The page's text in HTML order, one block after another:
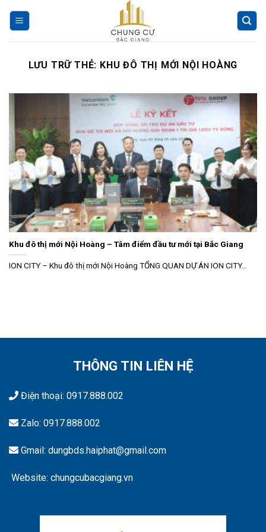
LƯU TRỮ THẺ: KHU ĐÔ THỊ MỚI NỘI HOÀNG
Khu đô thị mới Nội Hoàng – Tâm điểm đầu tư mới tại Bắc Giang
ION CITY – Khu đô thị mới Nội Hoàng TỔNG QUAN DỰ ÁN ION CITY...
THÔNG TIN LIÊN HỆ
Điện thoại: 0917.888.002
Zalo: 0917.888.002
Gmail: dungbds.haiphat@gmail.com
Website: chungcubacgiang.vn